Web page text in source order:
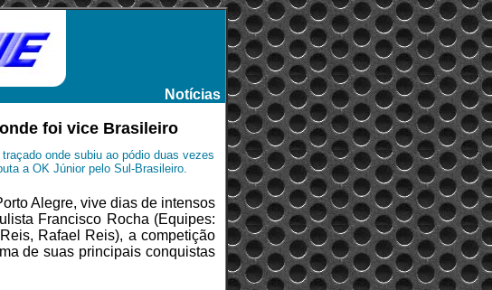
Notícias
foi vice Brasileiro
onde subiu ao pódio duas vezes
a OK Júnior pelo Sul-Brasileiro.
Alegre, vive dias de intensos
Francisco Rocha (Equipes:
Rafael Reis), a competição
de suas principais conquistas